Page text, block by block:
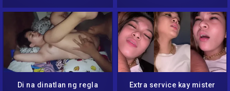
Di na dinatlan ng regla
Extra service kay mister